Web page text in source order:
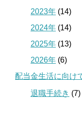
2023年 (14)
2024年 (14)
2025年 (13)
2026年 (6)
配当金生活に向け
退職手続き (7)